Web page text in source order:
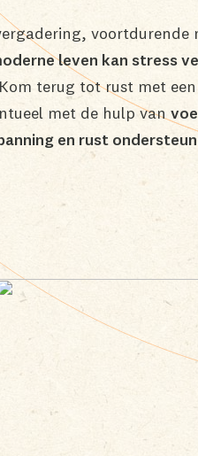
voortdurende
leven kan stress
terug tot rust met
met de hulp van
en rust